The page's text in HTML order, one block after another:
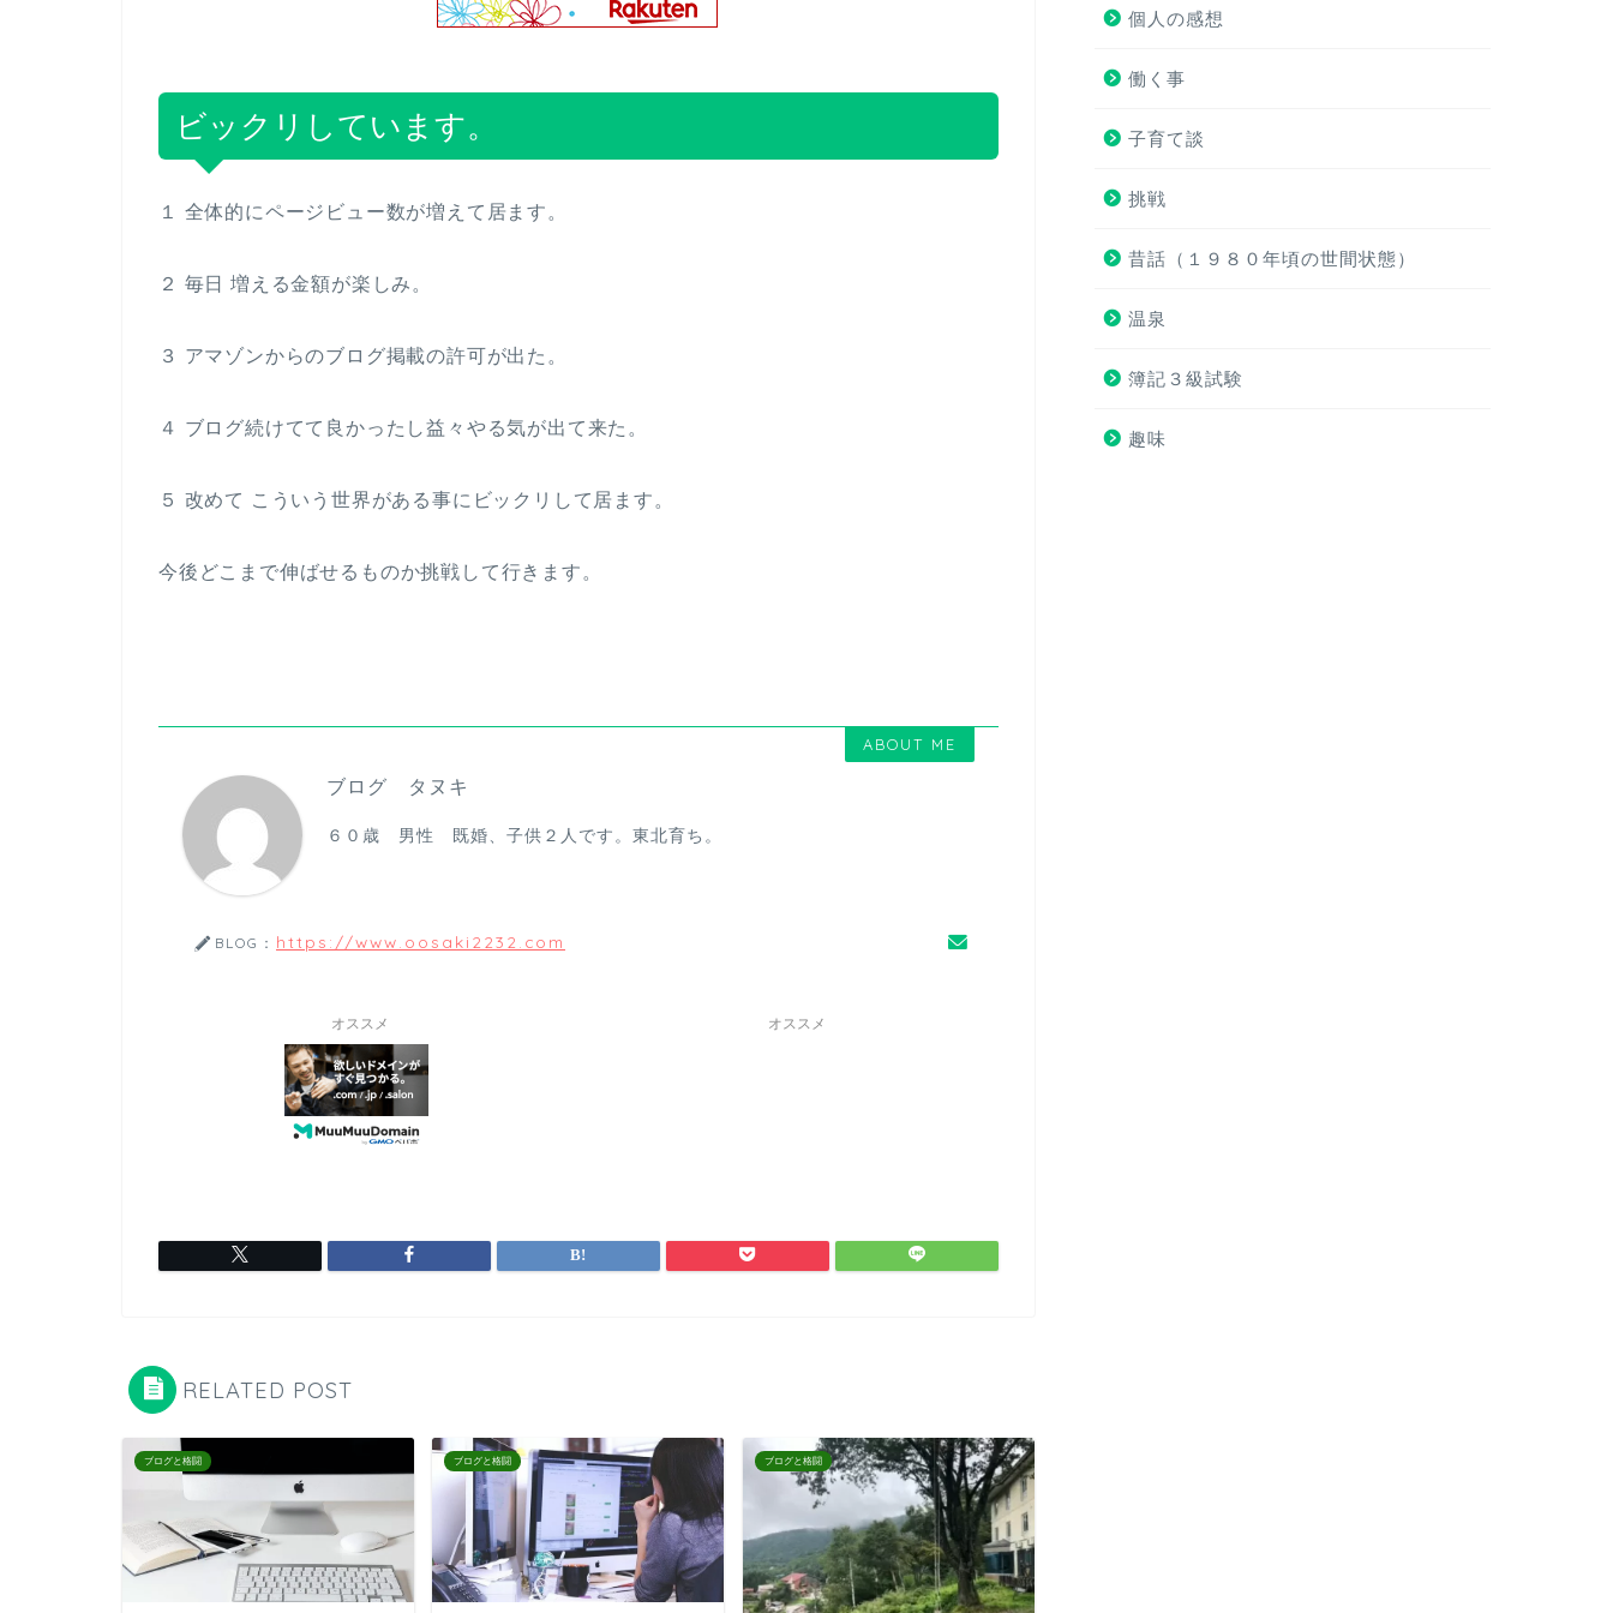
ビックリしています。
１ 全体的にページビュー数が増えて居ます。
２ 毎日 増える金額が楽しみ。
３ アマゾンからのブログ掲載の許可が出た。
４ ブログ続けてて良かったし益々やる気が出て来た。
５ 改めて こういう世界がある事にビックリして居ます。
今後どこまで伸ばせるものか挑戦して行きます。
ABOUT ME
ブログ タヌキ
６０歳 男性 既婚、子供２人です。東北育ち。
BLOG： https://www.oosaki2232.com
オススメ オススメ
RELATED POST
ブログと格闘 ブログと格闘 ブログと格闘
個人の感想
働く事
子育て談
挑戦
昔話（１９８０年頃の世間状態）
温泉
簿記３級試験
趣味